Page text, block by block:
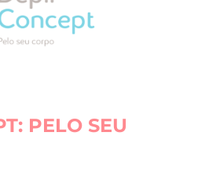
PELO SEU